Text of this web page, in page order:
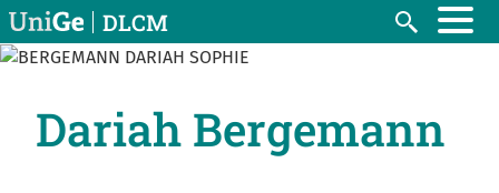
Salta al contenuto principale
DLCM Cerca
Dariah Bergemann